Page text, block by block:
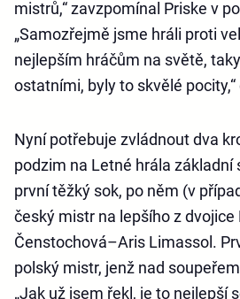
mistrů,“ zavzpomínal Priske v
„Samozřejmě jsme hráli proti
nejlepším hráčům na světě,
ostatními, byly to skvělé pocity,“
Nyní potřebuje zvládnout dva
podzim na Letné hrála základní
první těžký sok, po něm (v
český mistr na lepšího z dvojice
Čenstochová–Aris Limassol.
polský mistr, jenž nad
„Jak už jsem řekl, je to nejlepší